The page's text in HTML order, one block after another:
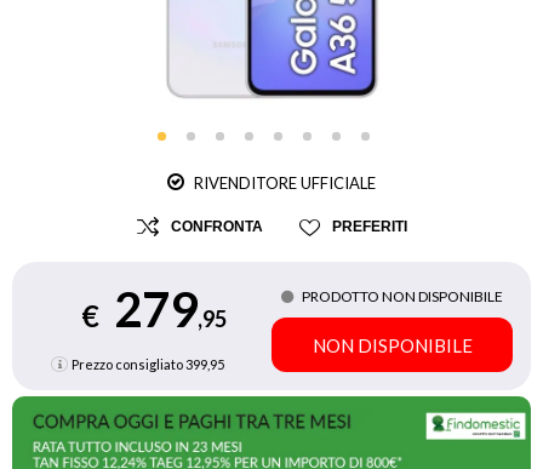
RIVENDITORE UFFICIALE
CONFRONTA PREFERITI
€ 279,95
Prezzo consigliato399,95
PRODOTTO NON DISPONIBILE
NON DISPONIBILE